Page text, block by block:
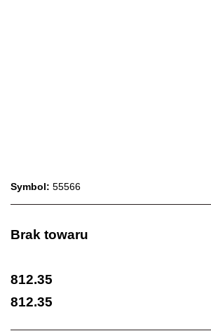
Symbol: 55566
Brak towaru
812.35
812.35